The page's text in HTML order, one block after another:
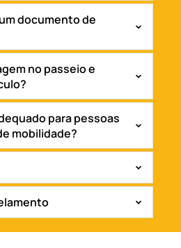
documento de
no passeio e
para pessoas
mobilidade?